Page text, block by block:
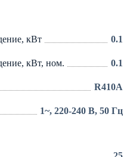
кВт 0.1
кВт, ном. 0.1
R410A
1~, 220-240 В, 50 Гц